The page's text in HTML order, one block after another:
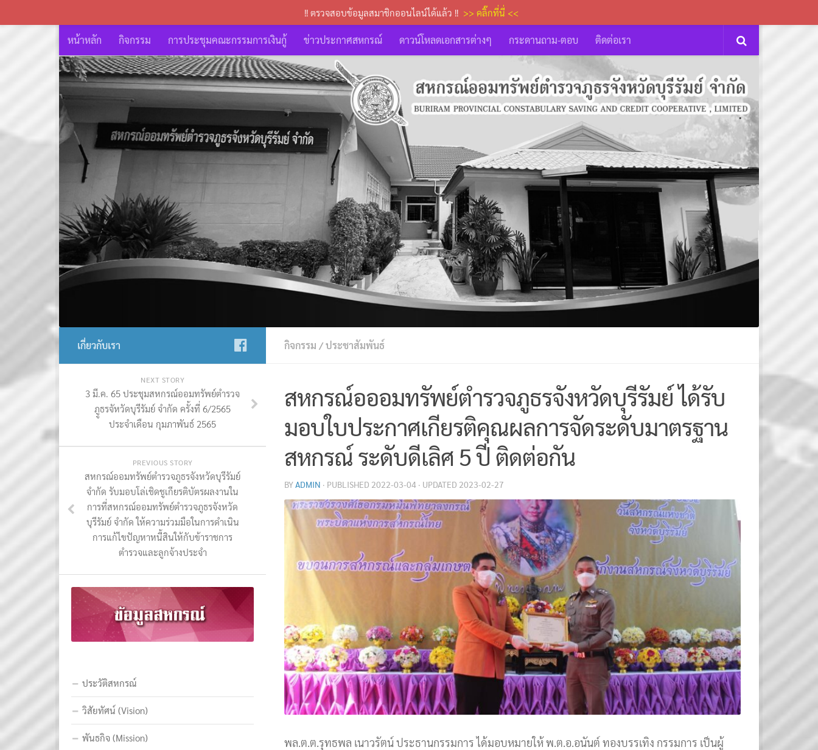
หน้าหลัก กิจกรรม การประชุมคณะกรรมการเงินกู้ ข่าวประกาศสหกรณ์ ดาวน์โหลดเอกสารต่างๆ กระดานถาม-ตอบ ติดต่อเรา
กิจกรรม /ประชาสัมพันธ์
สหกรณ์อออมทรัพย์ตำรวจภูธรจังหวัดบุรีรัมย์ ได้รับ
มอบใบประกาศเกียรติคุณผลการจัดระดับมาตรฐาน
สหกรณ์ ระดับดีเลิศ 5 ปี ติดต่อกัน
BY ADMIN · PUBLISHED 2022-03-04 · UPDATED 2023-02-27
พล.ต.ต.รุทธพล เนาวรัตน์ ประธานกรรมการ ได้มอบหมายให้ พ.ต.อ.อนันต์ ทองบรรเทิง กรรมการ เป็นผู้
เกี่ยวกับเรา
NEXT STORY
3 มี.ค. 65 ประชุมสหกรณ์ออมทรัพย์ตำรวจ
ภููธรจัหวัดบุรีรัมย์ จำกัด ครั้งที่ 6/2565
ประจำเดือน กุมภาพันธ์ 2565
PREVIOUS STORY
สหกรณ์ออมทรัพย์ตำรวจภูธรจังหวัดบุรีรัมย์
จำกัด รับมอบโล่เชิดชูเกียรติบัตรผลงานใน
การที่สหกรณ์ออมทรัพย์ตำรวจภูธรจังหวัด
บุรีรัมย์ จำกัด ให้ความร่วมมือในการดำเนิน
การแก้ไขปัญหาหนี้สินให้กับข้าราชการ
ตำรวจและลูกจ้างประจำ
ประวัติสหกรณ์
วิสัยทัศน์ (Vision)
พันธกิจ (Mission)
!! ตรวจสอบข้อมูลสมาชิกออนไลน์ได้แล้ว !! >> คลิ๊กที่นี่ <<